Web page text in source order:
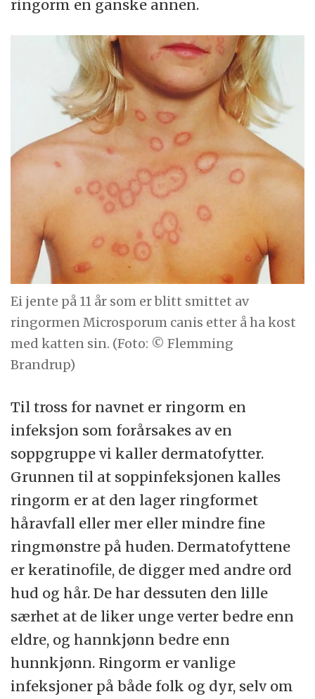
ringorm en ganske annen.
Ei jente på 11 år som er blitt smittet av
ringormen Microsporum canis etter å ha kost
med katten sin. (Foto: © Flemming
Brandrup)
Til tross for navnet er ringorm en
infeksjon som forårsakes av en
soppgruppe vi kaller dermatofytter.
Grunnen til at soppinfeksjonen kalles
ringorm er at den lager ringformet
håravfall eller mer eller mindre fine
ringmønstre på huden. Dermatofyttene
er keratinofile, de digger med andre ord
hud og hår. De har dessuten den lille
særhet at de liker unge verter bedre enn
eldre, og hannkjønn bedre enn
hunnkjønn. Ringorm er vanlige
infeksjoner på både folk og dyr, selv om